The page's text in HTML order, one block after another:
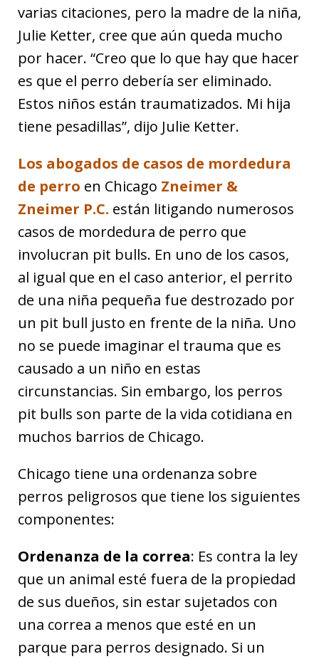
varias citaciones, pero la madre de la niña,
Julie Ketter, cree que aún queda mucho
por hacer. “Creo que lo que hay que hacer
es que el perro debería ser eliminado.
Estos niños están traumatizados. Mi hija
tiene pesadillas”, dijo Julie Ketter.
Los abogados de casos de mordedura
de perro en Chicago Zneimer &
Zneimer P.C. están litigando numerosos
casos de mordedura de perro que
involucran pit bulls. En uno de los casos,
al igual que en el caso anterior, el perrito
de una niña pequeña fue destrozado por
un pit bull justo en frente de la niña. Uno
no se puede imaginar el trauma que es
causado a un niño en estas
circunstancias. Sin embargo, los perros
pit bulls son parte de la vida cotidiana en
muchos barrios de Chicago.
Chicago tiene una ordenanza sobre
perros peligrosos que tiene los siguientes
componentes:
Ordenanza de la correa: Es contra la ley
que un animal esté fuera de la propiedad
de sus dueños, sin estar sujetados con
una correa a menos que esté en un
parque para perros designado. Si un